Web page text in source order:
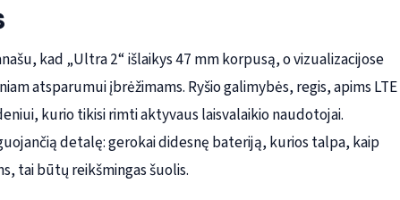
kad „Ultra 2“ išlaikys 47 mm korpusą, o vizualizacijose
atsparumui įbrėžimams. Ryšio galimybės, regis, apims LTE
kurio tikisi rimti aktyvaus laisvalaikio naudotojai.
detalę: gerokai didesnę bateriją, kurios talpa, kaip
tai būtų reikšmingas šuolis.